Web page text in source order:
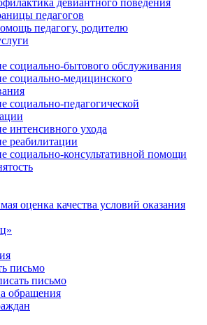
педагогов
педагогу, родителю
социально-бытового обслуживания
социально-медицинского
социально-педагогической
интенсивного ухода
реабилитации
социально-консультативной помощи
оценка качества условий оказания
письмо
письмо
обращения